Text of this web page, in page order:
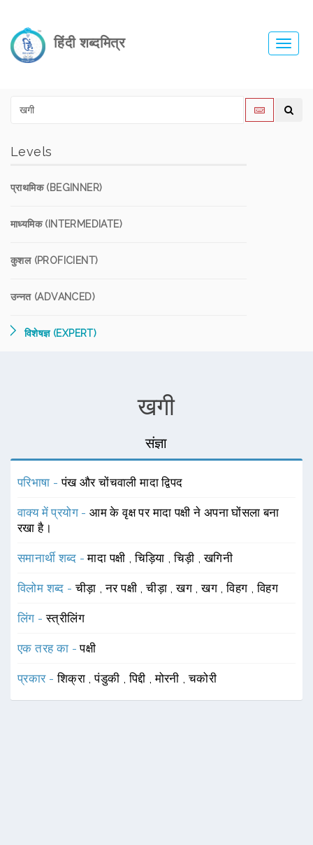
हिंदी शब्दमित्र
Levels
प्राथमिक (BEGINNER)
माध्यमिक (INTERMEDIATE)
कुशल (PROFICIENT)
उन्नत (ADVANCED)
विशेषज्ञ (EXPERT)
खगी
संज्ञा
परिभाषा -पंख और चोंचवाली मादा द्विपद
वाक्य में प्रयोग -आम के वृक्ष पर मादा पक्षी ने अपना घोंसला बना
रखा है।
समानार्थी शब्द -मादा पक्षी ,चिड़िया ,चिड़ी ,खगिनी
विलोम शब्द -चीड़ा ,नर पक्षी ,चीड़ा ,खग ,खग ,विहग ,विहग
लिंग -स्त्रीलिंग
एक तरह का -पक्षी
प्रकार -शिक्रा ,पंडुकी ,पिद्दी ,मोरनी ,चकोरी